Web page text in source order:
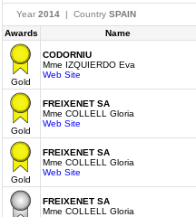
Year 2014| Country SPAIN
Awards
Name
Gold
CODORNIU
Mme IZQUIERDO Eva
Web Site
Gold
FREIXENET SA
Mme COLLELL Gloria
Web Site
Gold
FREIXENET SA
Mme COLLELL Gloria
Web Site
FREIXENET SA
Mme COLLELL Gloria